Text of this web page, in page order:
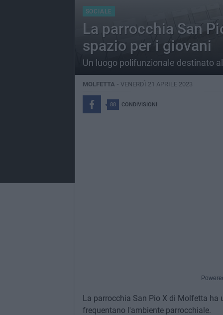
SOCIALE
La parrocchia San
spazio per i giovani
Un luogo polifunzionale destinato
MOLFETTA - VENERDÌ 21 APRILE 2023
88 CONDIVISIONI
La parrocchia San Pio X di Molfetta
frequentano l'ambiente parrocchiale.